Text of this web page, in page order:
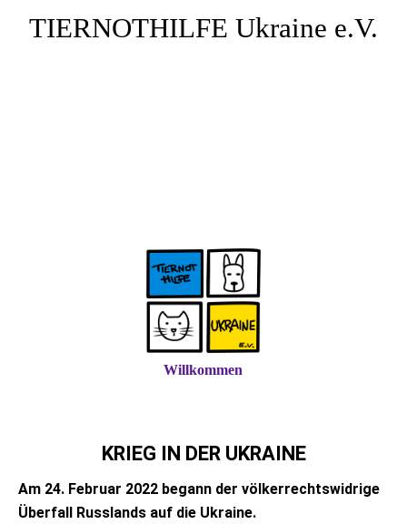
TIERNOTHILFE Ukraine e.V.
Willkommen
KRIEG IN DER UKRAINE
Am 24. Februar 2022 begann der völkerrechtswidrige
Überfall Russlands auf die Ukraine.